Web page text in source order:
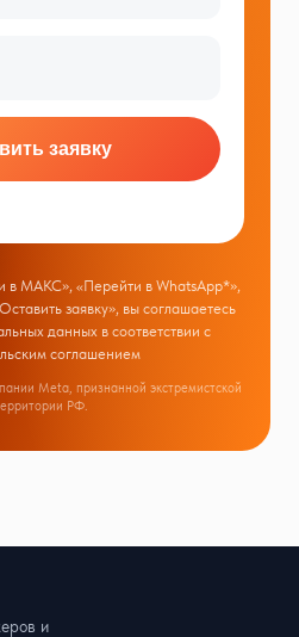
заявку
в МАКС», «Перейти в WhatsApp*»,
заявку», вы соглашаетесь
данных в соответствии с
соглашением
Meta, признанной экстремистской
РФ.
и